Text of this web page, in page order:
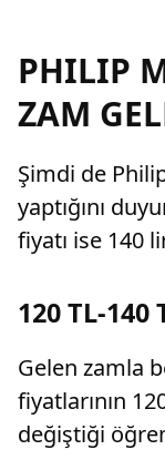
PHILIP
ZAM
Şimdi de
yaptığını
fiyatı ise 140
120 TL-140
Gelen zamla
fiyatlarının
değiştiği